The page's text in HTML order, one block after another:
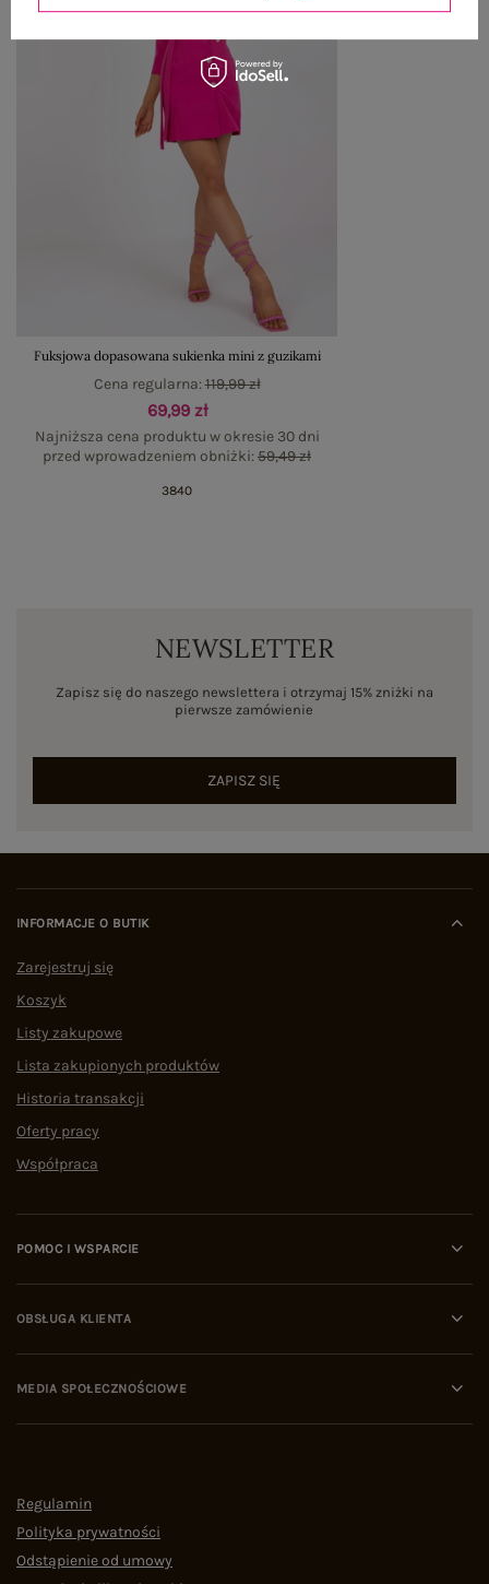
Fuksjowa dopasowana sukienka mini z guzikami
69,99 zł
Najniższa cena produktu w okresie 30 dni
przed wprowadzeniem obniżki:59,49 zł
Cena regularna:119,99 zł
3840
NEWSLETTER
Zapisz się do naszego newslettera i otrzymaj 15% zniżki na
pierwsze zamówienie
ZAPISZ SIĘ
INFORMACJE O BUTIK
Zarejestruj się
Koszyk
Listy zakupowe
Lista zakupionych produktów
Historia transakcji
Oferty pracy
Współpraca
POMOC I WSPARCIE
OBSŁUGA KLIENTA
MEDIA SPOŁECZNOŚCIOWE
Regulamin
Polityka prywatności
Odstąpienie od umowy